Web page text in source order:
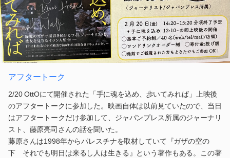
アフタートーク
2/20 OttOにて開催された「手に魂を込め、歩いてみれば」上映後
のアフタートークに参加した。映画自体は以前見ていたので、当日
はアフタートークだけ参加して、ジャパンプレス所属のジャーナリ
スト、藤原亮司さんの話を聞いた。
藤原さんは1998年からパレスチナを取材していて『ガザの空の
下 それでも明日は来るし人は生きる』という著作もある。この著